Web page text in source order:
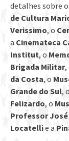
detalhes sobre
de Cultura
Verissimo, o
a Cinemateca
Institut, o
Brigada Militar,
da Costa, o
Grande do Sul, o
Felizardo, o
Professor
Locatellie a